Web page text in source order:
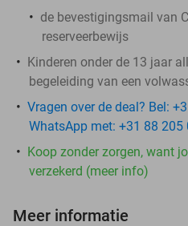
de bevestigingsmail van
reserveerbewijs
Kinderen onder de 13 jaar
begeleiding van een
Vragen over de deal? Bel:
WhatsApp met: +31 88 205
Koop zonder zorgen, want
verzekerd (meer info)
Meer informatie